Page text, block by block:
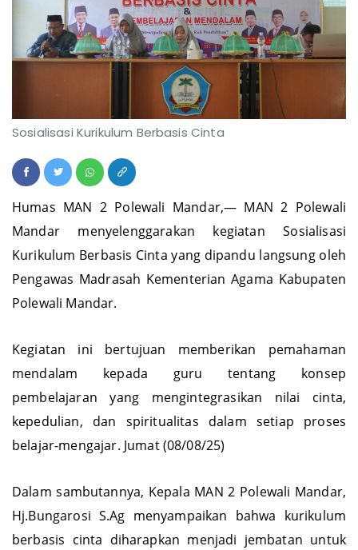
Sosialisasi Kurikulum Berbasis Cinta
Humas MAN 2 Polewali Mandar,— MAN 2 Polewali
Mandar menyelenggarakan kegiatan Sosialisasi
Kurikulum Berbasis Cinta yang dipandu langsung oleh
Pengawas Madrasah Kementerian Agama Kabupaten
Polewali Mandar.
Kegiatan ini bertujuan memberikan pemahaman
mendalam kepada guru tentang konsep
pembelajaran yang mengintegrasikan nilai cinta,
kepedulian, dan spiritualitas dalam setiap proses
belajar-mengajar. Jumat (08/08/25)
Dalam sambutannya, Kepala MAN 2 Polewali Mandar,
Hj.Bungarosi S.Ag menyampaikan bahwa kurikulum
berbasis cinta diharapkan menjadi jembatan untuk